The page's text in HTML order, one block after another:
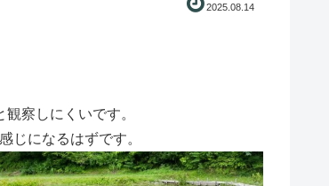
2025.08.14
察しにくいです。
じになるはずです。